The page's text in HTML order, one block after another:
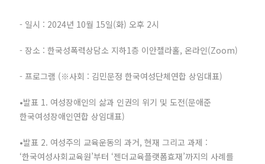
- 일시 : 2024년 10월 15일(화) 오후 2시
- 장소 : 한국성폭력상담소 지하1층 이안젤라홀, 온라인(Zoom)
- 프로그램 (※사회 : 김민문정 한국여성단체연합 상임대표)
•발표 1. 여성장애인의 삶과 인권의 위기 및 도전(문애준
한국여성장애인연합 상임대표)
•발표 2. 여성주의 교육운동의 과거, 현재 그리고 과제 :
‘한국여성사회교육원’부터 ‘젠더교육플랫폼효재’까지의 사례를